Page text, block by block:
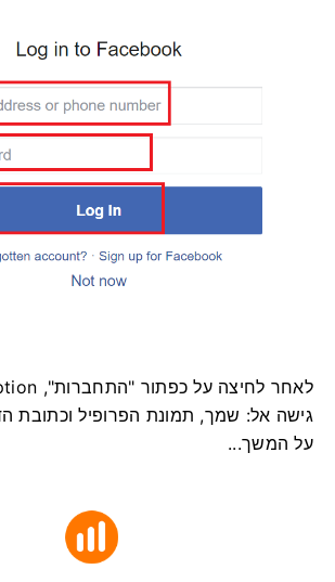
גישה אל: שמך, תמונת הפרופיל וכתובת
על המשך...